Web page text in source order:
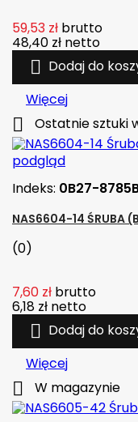
59,53 zł brutto
48,40 zł netto
 Dodaj do
Więcej
 Ostatnie sztuki
podgląd
Indeks: 0B27-
NAS6604-14 ŚRUBA
(0)
7,60 zł brutto
6,18 zł netto
 Dodaj do
Więcej
 W magazynie